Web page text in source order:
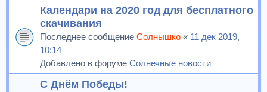
Календари на 2020 год для бесплатного
скачивания
Последнее сообщение Солнышко « 11 дек 2019,
10:14
Добавлено в форуме Солнечные новости
С Днём Победы!